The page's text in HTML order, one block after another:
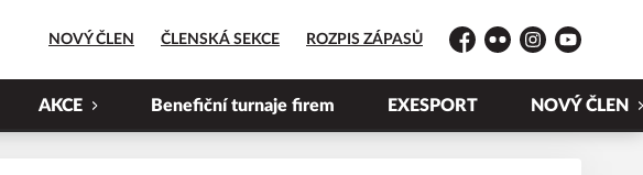
NOVÝ ČLEN ČLENSKÁ SEKCE ROZPIS ZÁPASŮ
Facebook
FlickrInstagramYouTube
AKCE Benefiční turnaje firem EXESPORT NOVÝ ČLEN